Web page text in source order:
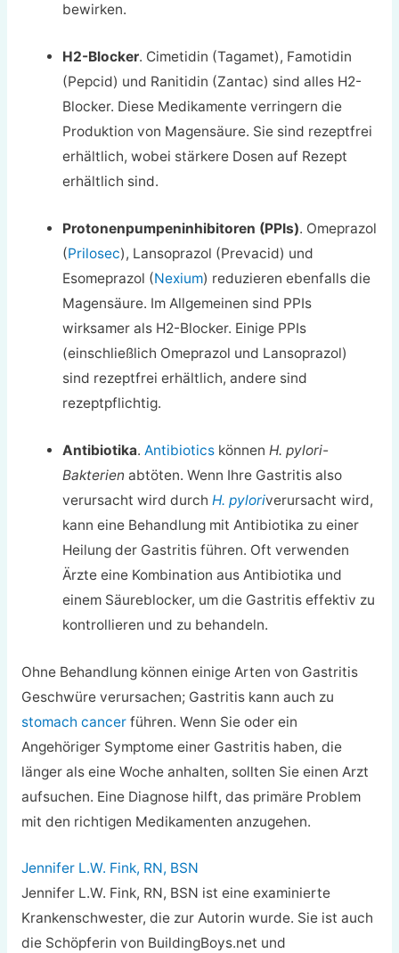
bewirken.
H2-Blocker. Cimetidin (Tagamet), Famotidin
(Pepcid) und Ranitidin (Zantac) sind alles H2-
Blocker. Diese Medikamente verringern die
Produktion von Magensäure. Sie sind rezeptfrei
erhältlich, wobei stärkere Dosen auf Rezept
erhältlich sind.
Protonenpumpeninhibitoren (PPIs). Omeprazol
(Prilosec), Lansoprazol (Prevacid) und
Esomeprazol (Nexium) reduzieren ebenfalls die
Magensäure. Im Allgemeinen sind PPIs
wirksamer als H2-Blocker. Einige PPIs
(einschließlich Omeprazol und Lansoprazol)
sind rezeptfrei erhältlich, andere sind
rezeptpflichtig.
Antibiotika.Antibiotics könnenH. pylori-
Bakterien abtöten. Wenn Ihre Gastritis also
verursacht wird durchH. pyloriverursacht wird,
kann eine Behandlung mit Antibiotika zu einer
Heilung der Gastritis führen. Oft verwenden
Ärzte eine Kombination aus Antibiotika und
einem Säureblocker, um die Gastritis effektiv zu
kontrollieren und zu behandeln.
Ohne Behandlung können einige Arten von Gastritis
Geschwüre verursachen; Gastritis kann auch zu
stomach cancerführen. Wenn Sie oder ein
Angehöriger Symptome einer Gastritis haben, die
länger als eine Woche anhalten, sollten Sie einen Arzt
aufsuchen. Eine Diagnose hilft, das primäre Problem
mit den richtigen Medikamenten anzugehen.
Jennifer L.W. Fink, RN, BSN
Jennifer L.W. Fink, RN, BSN ist eine examinierte
Krankenschwester, die zur Autorin wurde. Sie ist auch
die Schöpferin von BuildingBoys.net und